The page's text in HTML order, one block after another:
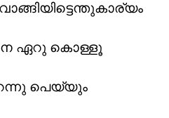
ഏറു കൊള്ളൂ
പെയ്യും